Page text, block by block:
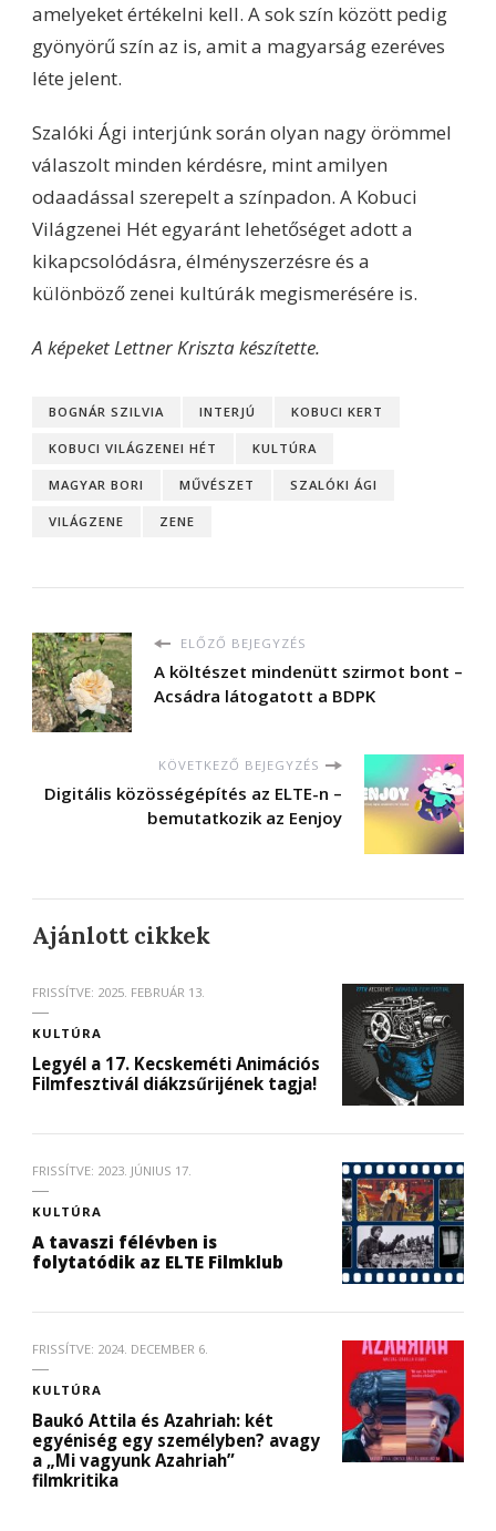
amelyeket értékelni kell. A sok szín között pedig
gyönyörű szín az is, amit a magyarság ezeréves
léte jelent.
Szalóki Ági interjúnk során olyan nagy örömmel
válaszolt minden kérdésre, mint amilyen
odaadással szerepelt a színpadon. A Kobuci
Világzenei Hét egyaránt lehetőséget adott a
kikapcsolódásra, élményszerzésre és a
különböző zenei kultúrák megismerésére is.
A képeket Lettner Kriszta készítette.
BOGNÁR SZILVIA INTERJÚ KOBUCI KERT
KOBUCI VILÁGZENEI HÉT KULTÚRA
MAGYAR BORI MŰVÉSZET SZALÓKI ÁGI
VILÁGZENE ZENE
ELŐZŐ BEJEGYZÉS
A költészet mindenütt szirmot bont –
Acsádra látogatott a BDPK
KÖVETKEZŐ BEJEGYZÉS
Digitális közösségépítés az ELTE-n –
bemutatkozik az Eenjoy
Ajánlott cikkek
FRISSÍTVE: 2025. FEBRUÁR 13.
KULTÚRA
Legyél a 17. Kecskeméti Animációs
Filmfesztivál diákzsűrijének tagja!
FRISSÍTVE: 2023. JÚNIUS 17.
KULTÚRA
A tavaszi félévben is
folytatódik az ELTE Filmklub
FRISSÍTVE: 2024. DECEMBER 6.
KULTÚRA
Baukó Attila és Azahriah: két
egyéniség egy személyben? avagy
a „Mi vagyunk Azahriah”
filmkritika